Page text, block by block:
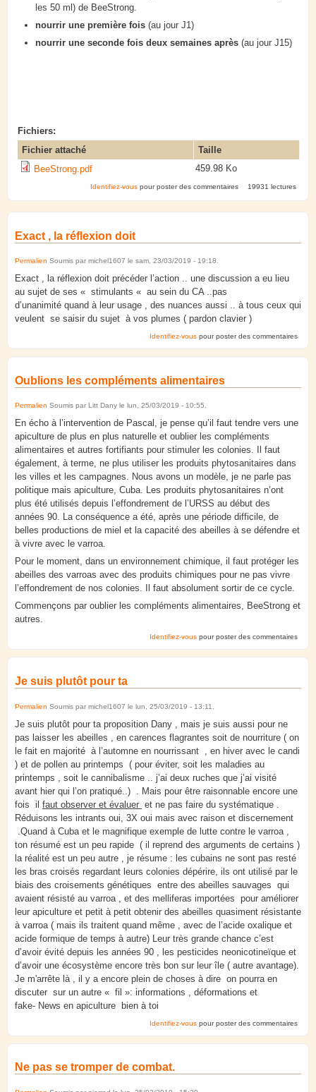
les 50 ml) de BeeStrong.
nourrir une première fois (au jour J1)
nourrir une seconde fois deux semaines après (au jour J15)
Fichiers:
Fichier attaché
Taille
BeeStrong.pdf
459.98 Ko
Identifiez-vous pour poster des commentaires 19931 lectures
Exact , la réflexion doit
Permalien Soumis par michel1607 le sam, 23/03/2019 - 19:18
Exact , la réflexion doit précéder l’action .. une discussion a eu lieu
au sujet de ses « stimulants « au sein du CA ..pas
d’unanimité quand à leur usage , des nuances aussi .. à tous ceux qui
veulent se saisir du sujet à vos plumes ( pardon clavier )
Identifiez-vous pour poster des commentaires
Oublions les compléments alimentaires
Permalien Soumis par Litt Dany le lun, 25/03/2019 - 10:55.
En écho à l’intervention de Pascal, je pense qu’il faut tendre vers une
apiculture de plus en plus naturelle et oublier les compléments
alimentaires et autres fortifiants pour stimuler les colonies. Il faut
également, à terme, ne plus utiliser les produits phytosanitaires dans
les villes et les campagnes. Nous avons un modèle, je ne parle pas
politique mais apiculture, Cuba. Les produits phytosanitaires n’ont
plus été utilisés depuis l’effondrement de l’URSS au début des
années 90. La conséquence a été, après une période difficile, de
belles productions de miel et la capacité des abeilles à se défendre et
à vivre avec le varroa.
Pour le moment, dans un environnement chimique, il faut protéger les
abeilles des varroas avec des produits chimiques pour ne pas vivre
l’effondrement de nos colonies. Il faut absolument sortir de ce cycle.
Commençons par oublier les compléments alimentaires, BeeStrong et
autres.
Identifiez-vous pour poster des commentaires
Je suis plutôt pour ta
Permalien Soumis par michel1607 le lun, 25/03/2019 - 13:11
Je suis plutôt pour ta proposition Dany , mais je suis aussi pour ne
pas laisser les abeilles , en carences flagrantes soit de nourriture ( on
le fait en majorité à l’automne en nourrissant , en hiver avec le candi
) et de pollen au printemps ( pour éviter, soit les maladies au
printemps , soit le cannibalisme .. j’ai deux ruches que j’ai visité
avant hier qui l’on pratiqué..) . Mais pour être raisonnable encore une
fois il faut observer et évaluer et ne pas faire du systématique .
Réduisons les intrants oui, 3X oui mais avec raison et discernement
.Quand à Cuba et le magnifique exemple de lutte contre le varroa ,
ton résumé est un peu rapide ( il reprend des arguments de certains )
la réalité est un peu autre , je résume : les cubains ne sont pas resté
les bras croisés regardant leurs colonies dépérire, ils ont utilisé par le
biais des croisements génétiques entre des abeilles sauvages qui
avaient résisté au varroa , et des melliferas importées pour améliorer
leur apiculture et petit à petit obtenir des abeilles quasiment résistante
à varroa ( mais ils traitent quand même , avec de l’acide oxalique et
acide formique de temps à autre) Leur très grande chance c’est
d’avoir évité depuis les années 90 , les pesticides neonicotineïque et
d’avoir une écosystème encore très bon sur leur île ( autre avantage).
Je m'arrête là , il y a encore plein de choses à dire on pourra en
discuter sur un autre « fil »: informations , déformations et
fake- News en apiculture bien à toi
Identifiez-vous pour poster des commentaires
Ne pas se tromper de combat.